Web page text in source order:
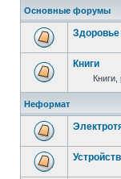
Основные форумы
Здоровье
Книги
Неформат